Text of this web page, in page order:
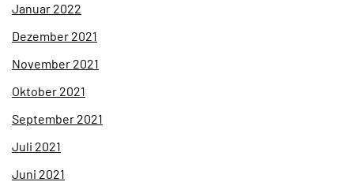
Januar 2022
Dezember 2021
November 2021
Oktober 2021
September 2021
Juli 2021
Juni 2021